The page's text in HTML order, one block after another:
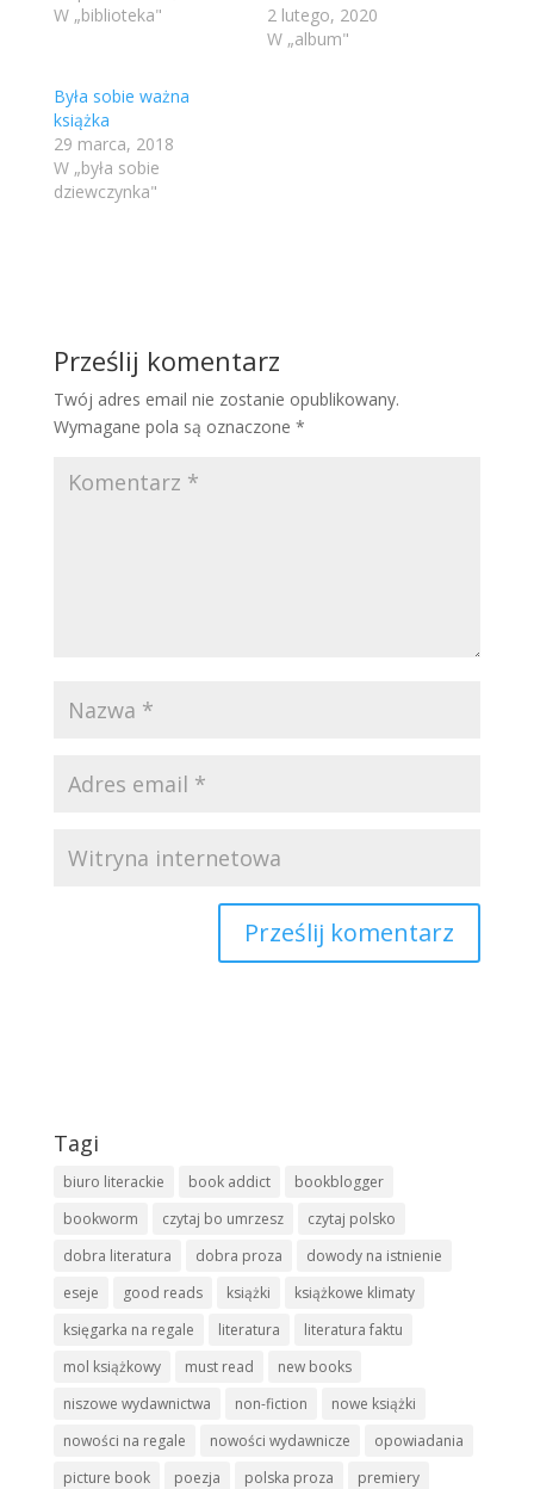
W „biblioteka"
2 lutego, 2020
W „album"
Była sobie ważna
książka
29 marca, 2018
W „była sobie
dziewczynka"
Prześlij komentarz
Twój adres email nie zostanie opublikowany.
Wymagane pola są oznaczone *
Tagi
biuro literackie book addict
bookblogger
bookworm
czytaj bo umrzesz
czytaj polsko
dobra literatura
dobra proza
dowody na istnienie
eseje
good reads książki
książkowe klimaty
księgarka na regale
literatura
literatura faktu
mol książkowy
must read
new books
niszowe wydawnictwa
non-fiction
nowe książki
nowości na regale
nowości wydawnicze
opowiadania
picture book
poezja polska proza premiery